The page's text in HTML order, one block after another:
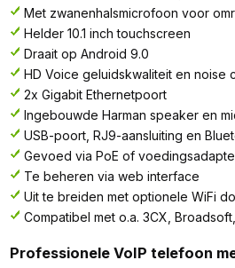
Met zwanenhalsmicrofoon voor
Helder 10.1 inch touchscreen
Draait op Android 9.0
HD Voice geluidskwaliteit en noise
2x Gigabit Ethernetpoort
Ingebouwde Harman speaker en
USB-poort, RJ9-aansluiting en
Gevoed via PoE of
Te beheren via web interface
Uit te breiden met optionele WiFi
Compatibel met o.a. 3CX,
Professionele VoIP telefoon